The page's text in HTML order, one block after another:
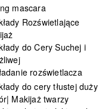
mascara
Rozświetlające
do Cery Suchej i
rozświetlacza
do cery tłustej duży
Makijaż twarzy